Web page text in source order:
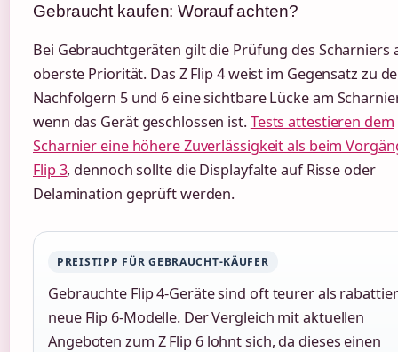
Gebraucht kaufen: Worauf achten?
Bei Gebrauchtgeräten gilt die Prüfung des Scharniers
oberste Priorität. Das Z Flip 4 weist im Gegensatz zu
Nachfolgern 5 und 6 eine sichtbare Lücke am
wenn das Gerät geschlossen ist.Tests attestieren dem
Scharnier eine höhere Zuverlässigkeit als beim
Flip 3, dennoch sollte die Displayfalte auf Risse oder
Delamination geprüft werden.
PREISTIPP FÜR GEBRAUCHT-KÄUFER
Gebrauchte Flip 4-Geräte sind oft teurer als
neue Flip 6-Modelle. Der Vergleich mit aktuellen
Angeboten zum Z Flip 6 lohnt sich, da dieses einen